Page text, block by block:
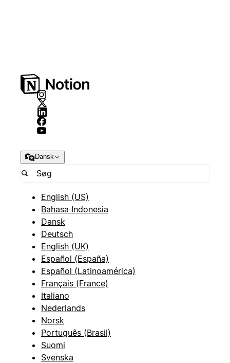
Dansk
English (US)
Bahasa Indonesia
Dansk
Deutsch
English (UK)
Español (España)
Español (Latinoamérica)
Français (France)
Italiano
Nederlands
Norsk
Português (Brasil)
Suomi
Svenska